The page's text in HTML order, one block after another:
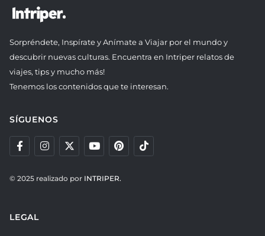
Sorpréndete, Inspírate y Anímate a Viajar por el mundo y
descubrir nuevas culturas. Encuentra en Intriper relatos de
viajes, tips y mucho más!
Tenemos los contenidos que te interesan.
SÍGUENOS
© 2025 realizado por INTRIPER.
LEGAL